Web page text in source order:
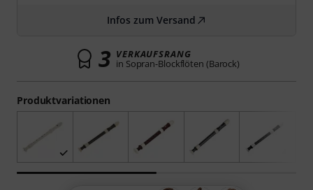
Produktvariationen
Infos zum Versand
3 VERKAUFSRANG
in Sopran-Blockflöten (Barock)